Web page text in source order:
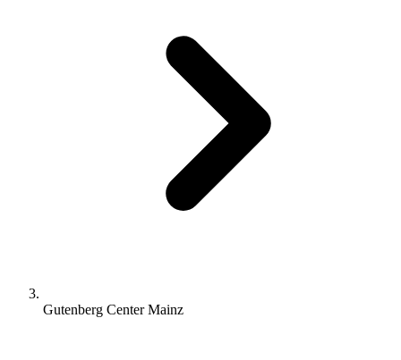
Gutenberg Center Mainz